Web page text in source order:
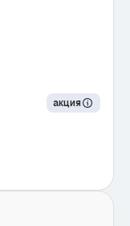
акция